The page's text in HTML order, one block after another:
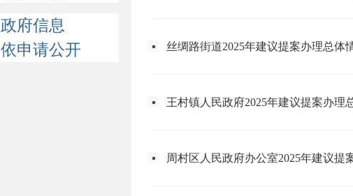
政府信息
依申请公开
丝绸路街道2025年建议提案办理总体
王村镇人民政府2025年建议提案办理
周村区人民政府办公室2025年建议提